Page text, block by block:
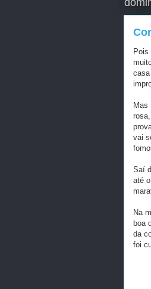
Pois
Mas
vai
Saí
até
Na
boa
da
foi